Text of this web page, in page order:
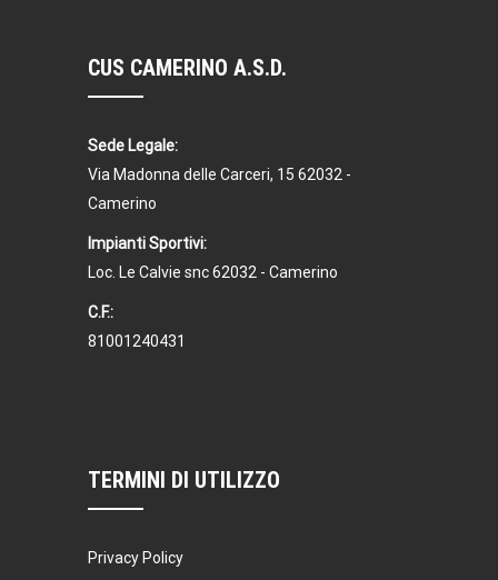
CUS CAMERINO A.S.D.
Sede Legale:
Via Madonna delle Carceri, 15 62032 -
Camerino
Impianti Sportivi:
Loc. Le Calvie snc 62032 - Camerino
C.F.:
81001240431
TERMINI DI UTILIZZO
Privacy Policy